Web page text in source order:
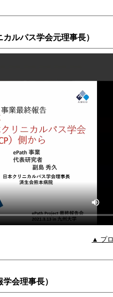
ルパス学会元理事長）
▲ プ
会理事長）